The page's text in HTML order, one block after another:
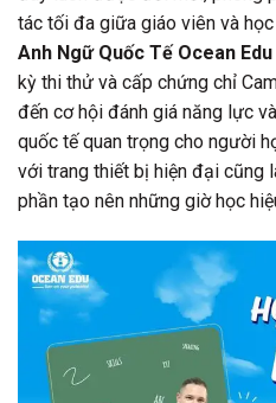
tác tối đa giữa giáo viên và
Anh Ngữ Quốc Tế Ocean Edu
kỳ thi thử và cấp chứng chỉ
đến cơ hội đánh giá năng lực
quốc tế quan trọng cho người
với trang thiết bị hiện đại cũng
phần tạo nên những giờ học